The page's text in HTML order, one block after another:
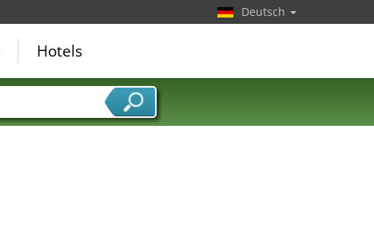
Deutsch
Hotels